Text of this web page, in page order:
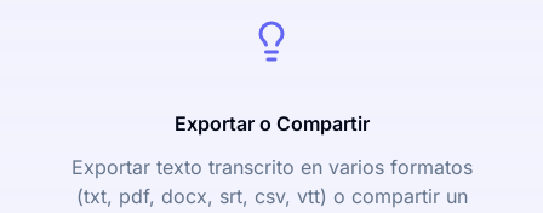
Exportar o Compartir
Exportar texto transcrito en varios formatos
(txt, pdf, docx, srt, csv, vtt) o compartir un